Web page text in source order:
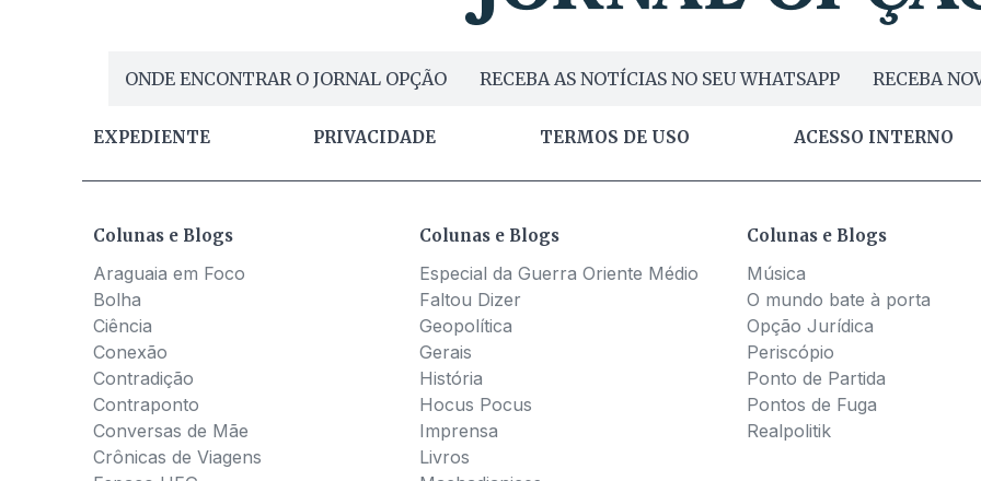
ONDE ENCONTRAR O JORNAL OPÇÃO RECEBA AS NOTÍCIAS NO SEU WHATSAPP RECEBA
EXPEDIENTE PRIVACIDADE TERMOS DE USO ACESSO INTERNO
Colunas e Blogs
Araguaia em Foco
Bolha
Ciência
Conexão
Contradição
Contraponto
Conversas de Mãe
Crônicas de Viagens
Colunas e Blogs
Especial da Guerra Oriente Médio
Faltou Dizer
Geopolítica
Gerais
História
Hocus Pocus
Imprensa
Livros
Colunas e Blogs
Música
O mundo bate à porta
Opção Jurídica
Periscópio
Ponto de Partida
Pontos de Fuga
Realpolitik